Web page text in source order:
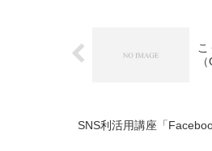
SNS利活用講座「